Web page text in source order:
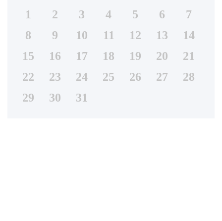
1 2 3 4 5 6
7
8
9 10 11 12 13
14
15
16 17 18 19 20
21
22
23 24 25 26 27
28
29
30 31